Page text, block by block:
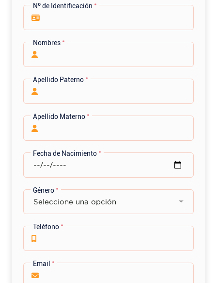
Nº de Identificación *
Nombres *
Apellido Paterno *
Apellido Materno *
Fecha de Nacimiento *
Género *
Seleccione una opción
Teléfono *
Email *